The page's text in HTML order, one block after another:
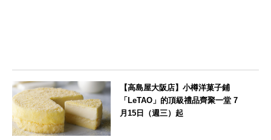
【高島屋大阪店】小樽洋菓子鋪
「LeTAO」的頂級禮品齊聚一堂 7
月15日（週三）起